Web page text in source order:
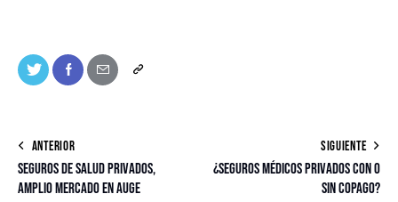
ANTERIOR
Seguros de salud privados,
amplio mercado en auge
SIGUIENTE
¿Seguros médicos privados con o
sin copago?